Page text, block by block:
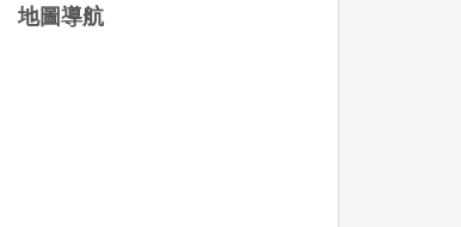
地圖導航